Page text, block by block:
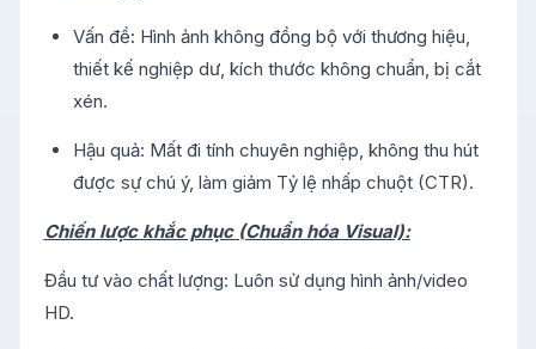
Vấn đề: Hình ảnh không đồng bộ với thương hiệu,
thiết kế nghiệp dư, kích thước không chuẩn, bị cắt
xén.
Hậu quả: Mất đi tính chuyên nghiệp, không thu hút
được sự chú ý, làm giảm Tỷ lệ nhấp chuột (CTR).
Chiến lược khắc phục (Chuẩn hóa Visual):
Đầu tư vào chất lượng: Luôn sử dụng hình ảnh/video
HD.